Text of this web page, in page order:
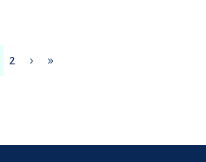
2 › »